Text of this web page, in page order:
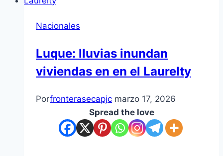
Nacionales
Luque: lluvias inundan
viviendas en en el Laurelty
Porfronterasecapjc marzo 17, 2026
Spread the love